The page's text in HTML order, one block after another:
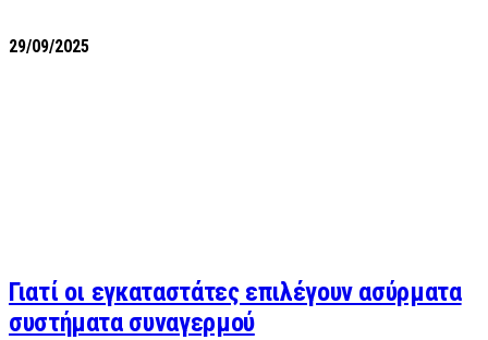
29/09/2025
Γιατί οι εγκαταστάτες επιλέγουν ασύρματα
συστήματα συναγερμού